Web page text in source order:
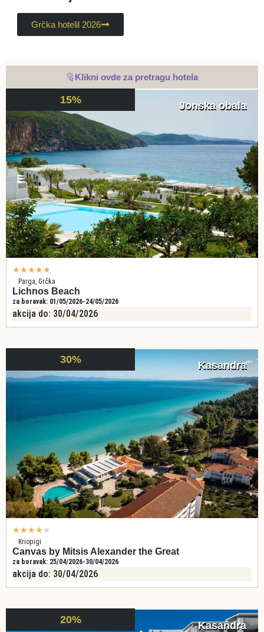
Grčka hotelil 2026
Klikni ovde za pretragu hotela
15% Jonska obala
★★★★★
Parga, Grčka
Lichnos Beach
za boravak: 01/05/2026-24/05/2026
akcija do: 30/04/2026
30% Kasandra
★★★★ ★
Kriopigi
Canvas by Mitsis Alexander the Great
za boravak: 25/04/2026-30/04/2026
akcija do: 30/04/2026
20% Kasandra